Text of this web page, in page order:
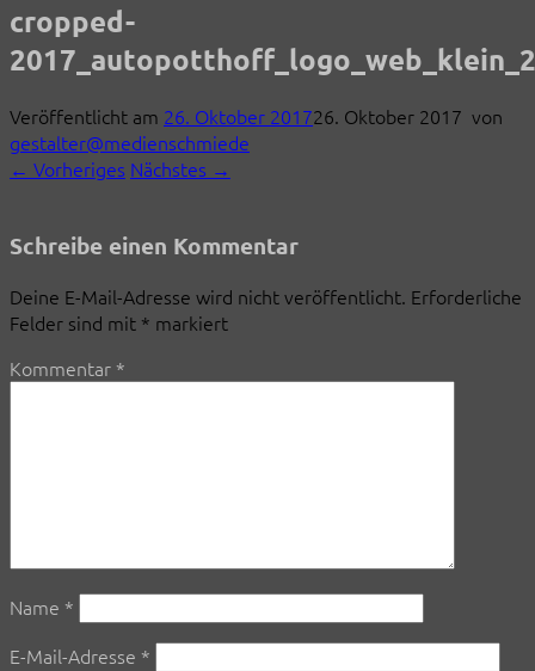
cropped-
Veröffentlicht am 26. Oktober 201726. Oktober 2017 von
gestalter@medienschmiede
← Vorheriges Nächstes →
Schreibe einen Kommentar
Deine E-Mail-Adresse wird nicht veröffentlicht. Erforderliche
Felder sind mit * markiert
Kommentar*
Name *
E-Mail-Adresse *